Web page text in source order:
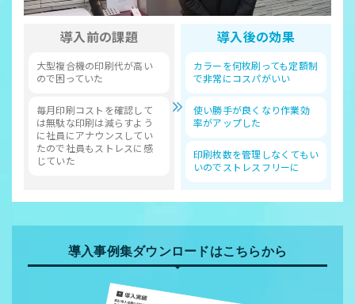
導入前の課題
大型複合機の印刷代が高い
ので困っていた
毎月印刷コストを確認して
は無駄な印刷は減らすよう
に社員にアナウンスしてい
たので社員もストレスに感
じていた
導入後の効果
カラーを何枚刷っても定額制
で非常にコスパがいい
使い勝手が良くなり作業効
率がアップした
印刷枚数を管理しなくてもい
いのでストレスフリーに
導入事例集ダウンロードはこちらから